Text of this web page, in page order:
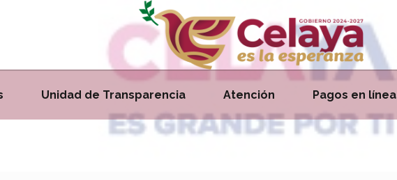
Unidad de Transparencia Atención Pagos en línea